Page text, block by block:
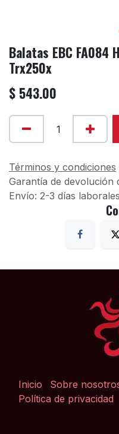
Balatas EBC FA084
Trx250x
$ 543.00
Términos y condiciones
Garantía de devolución
Envío: 2-3 días laborales
Inicio Sobre
Política de privacidad